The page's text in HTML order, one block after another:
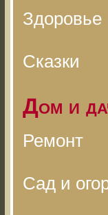
Здоровье
Сказки
Дом и
Ремонт
Сад и